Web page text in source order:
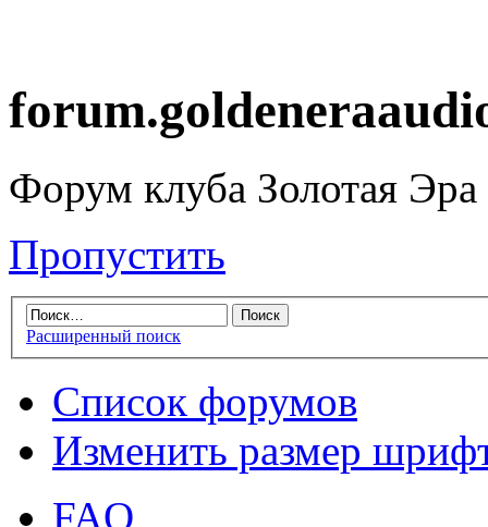
Форум клуба Золотая
Пропустить
Расширенный поиск
Список форумов
Изменить размер
FAQ